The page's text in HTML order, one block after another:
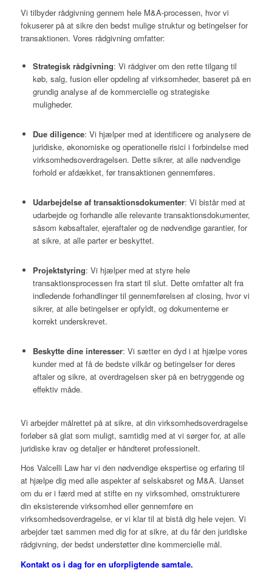
Vi tilbyder rådgivning gennem hele M&A-processen, hvor vi
fokuserer på at sikre den bedst mulige struktur og betingelser for
transaktionen. Vores rådgivning omfatter:
Strategisk rådgivning: Vi rådgiver om den rette tilgang til
køb, salg, fusion eller opdeling af virksomheder, baseret på en
grundig analyse af de kommercielle og strategiske
muligheder.
Due diligence: Vi hjælper med at identificere og analysere de
juridiske, økonomiske og operationelle risici i forbindelse med
virksomhedsoverdragelsen. Dette sikrer, at alle nødvendige
forhold er afdækket, før transaktionen gennemføres.
Udarbejdelse af transaktionsdokumenter: Vi bistår med at
udarbejde og forhandle alle relevante transaktionsdokumenter,
såsom købsaftaler, ejeraftaler og de nødvendige garantier, for
at sikre, at alle parter er beskyttet.
Projektstyring: Vi hjælper med at styre hele
transaktionsprocessen fra start til slut. Dette omfatter alt fra
indledende forhandlinger til gennemførelsen af closing, hvor vi
sikrer, at alle betingelser er opfyldt, og dokumenterne er
korrekt underskrevet.
Beskytte dine interesser: Vi sætter en dyd i at hjælpe vores
kunder med at få de bedste vilkår og betingelser for deres
aftaler og sikre, at overdragelsen sker på en betryggende og
effektiv måde.
Vi arbejder målrettet på at sikre, at din virksomhedsoverdragelse
forløber så glat som muligt, samtidig med at vi sørger for, at alle
juridiske krav og detaljer er håndteret professionelt.
Hos Valcelli Law har vi den nødvendige ekspertise og erfaring til
at hjælpe dig med alle aspekter af selskabsret og M&A. Uanset
om du er i færd med at stifte en ny virksomhed, omstrukturere
din eksisterende virksomhed eller gennemføre en
virksomhedsoverdragelse, er vi klar til at bistå dig hele vejen. Vi
arbejder tæt sammen med dig for at sikre, at du får den juridiske
rådgivning, der bedst understøtter dine kommercielle mål.
Kontakt os i dag for en uforpligtende samtale.